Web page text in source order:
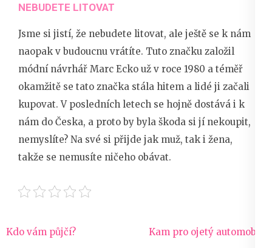
NEBUDETE LITOVAT
Jsme si jistí, že nebudete litovat, ale ještě se k nám
naopak v budoucnu vrátíte. Tuto značku založil
módní návrhář Marc Ecko už v roce 1980 a téměř
okamžitě se tato značka stála hitem a lidé ji začali
kupovat. V posledních letech se hojně dostává i k
nám do Česka, a proto by byla škoda si jí nekoupit,
nemyslíte? Na své si přijde jak muž, tak i žena,
takže se nemusíte ničeho obávat.
Navigace
Kdo vám půjčí? Kam pro ojetý automobil?